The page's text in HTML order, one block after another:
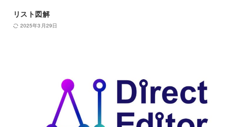
リスト図解
2025年3月29日